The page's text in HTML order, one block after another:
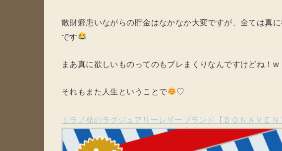
散財癖患いながらの貯金はなかなか大変ですが、全ては真
です
まあ真に欲しいものってのもブレまくりなんですけどね！w
それもまた人生ということで ♡
ミラノ発のラグジュアリーレザーブランド【ＢＯＮＡＶＥＮ